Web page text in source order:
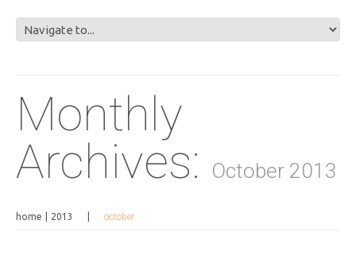
Monthly
Archives:
October 2013
home 2013 october